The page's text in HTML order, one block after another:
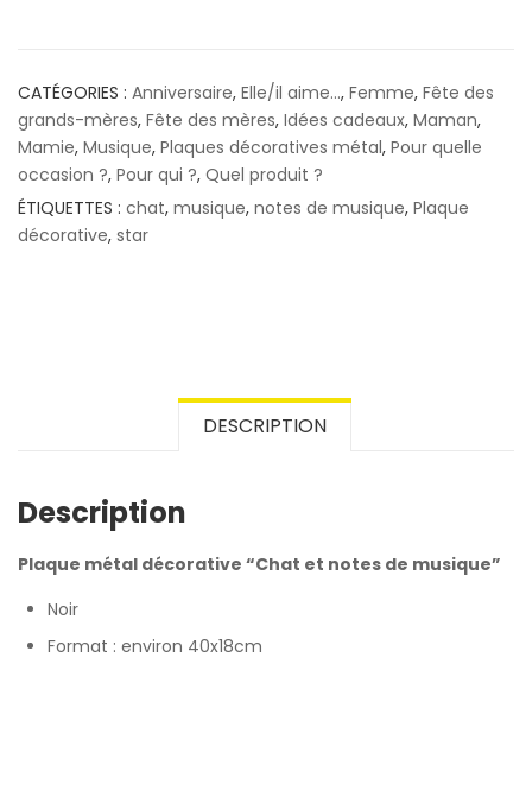
CATÉGORIES : Anniversaire, Elle/il aime..., Femme, Fête des
grands-mères, Fête des mères, Idées cadeaux, Maman,
Mamie, Musique, Plaques décoratives métal, Pour quelle
occasion ?, Pour qui ?, Quel produit ?
ÉTIQUETTES : chat, musique, notes de musique, Plaque
décorative, star
DESCRIPTION
Description
Plaque métal décorative “Chat et notes de musique”
Noir
Format : environ 40x18cm